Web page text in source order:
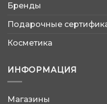
Бренды
Подарочные
Косметика
ИНФОРМАЦИЯ
Магазины